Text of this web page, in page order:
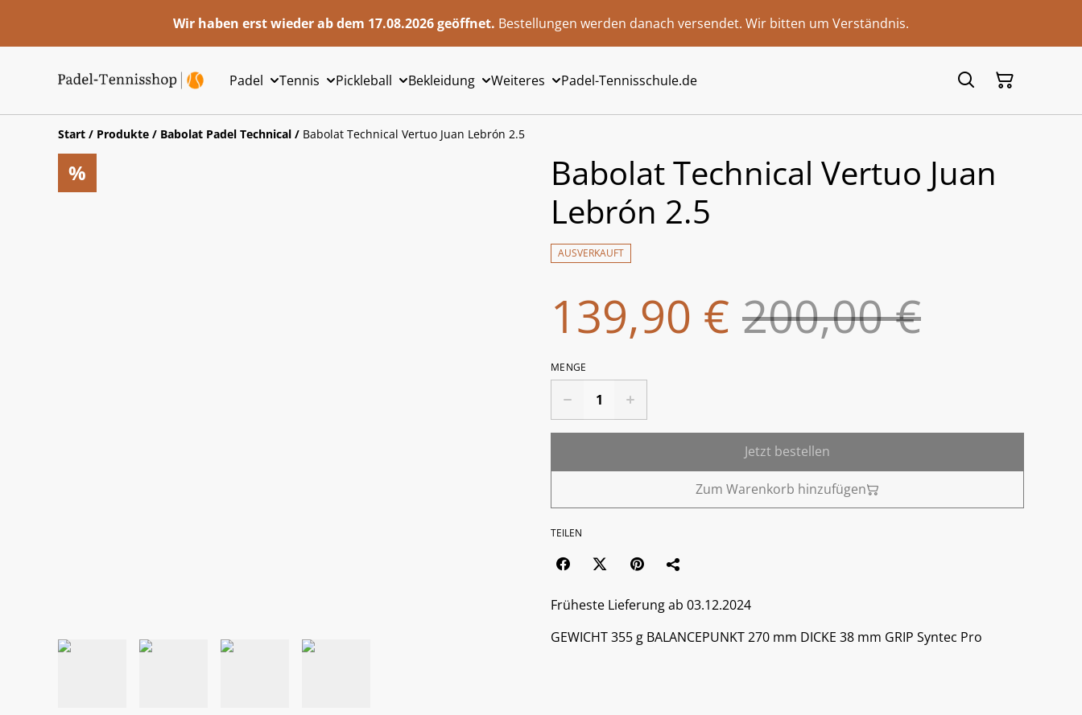
Wir haben erst wieder ab dem 17.08.2026 geöffnet. Bestellungen werden danach versendet. Wir bitten um Verständnis.
Padel Tennis Pickleball Bekleidung Weiteres Padel-Tennisschule.de
Start / Produkte / Babolat Padel Technical / Babolat Technical Vertuo Juan Lebrón 2.5
%
Babolat Technical Vertuo Juan
Lebrón 2.5
AUSVERKAUFT
139,90 € 200,00 €
MENGE
Jetzt bestellen
Zum Warenkorb hinzufügen
TEILEN
Früheste Lieferung ab 03.12.2024
GEWICHT 355 g BALANCEPUNKT 270 mm DICKE 38 mm GRIP Syntec Pro